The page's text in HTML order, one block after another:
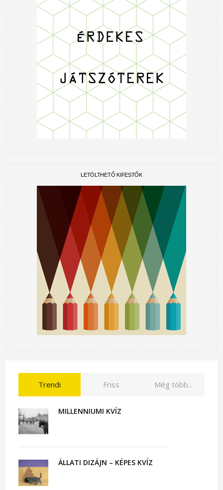
LETÖLTHETŐ KIFESTŐK
Trendi Friss Még több...
MILLENNIUMI KVÍZ
ÁLLATI DIZÁJN – KÉPES KVÍZ